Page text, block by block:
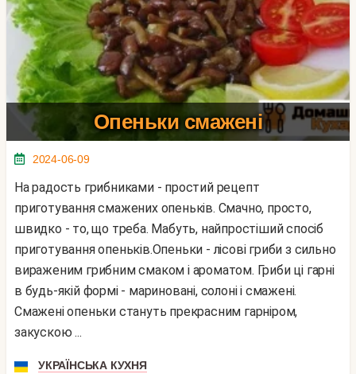
Опеньки смажені
2024-06-09
На радость грибниками - простий рецепт
приготування смажених опеньків. Смачно, просто,
швидко - то, що треба. Мабуть, найпростіший спосіб
приготування опеньків.Опеньки - лісові гриби з сильно
вираженим грибним смаком і ароматом. Гриби ці гарні
в будь-якій формі - мариновані, солоні і смажені.
Смажені опеньки стануть прекрасним гарніром,
закускою ...
УКРАЇНСЬКА КУХНЯ